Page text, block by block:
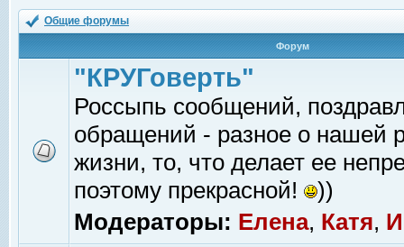
Общие форумы
Форум
"КРУГоверть"
Россыпь сообщений,
обращений - разное о нашей
жизни, то, что делает ее
поэтому прекрасной!
))
Модераторы: Елена, Катя,